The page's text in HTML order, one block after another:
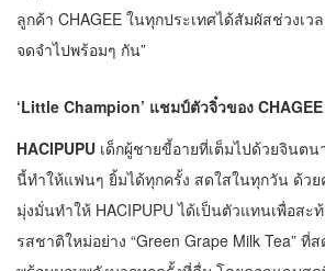
ลูกค้า CHAGEE ในทุกประเทศได้สัมผัสช่วงเว
จดจำไปพร้อมๆ กัน”
‘Little Champion’ แชมป์ตัวจิ๋วของ CHAGEE
HACIPUPU เด็กผู้ชายขี้อายที่เต็มไปด้วยจินต
นี้ทำให้แฟนๆ ยิ้มได้ทุกครั้ง สดใสในทุกวัน ด้ว
มุ่งมั่นทำให้ HACIPUPU ได้เป็นตัวแทนเพื่อส
รสชาติใหม่อย่าง “Green Grape Milk Tea”